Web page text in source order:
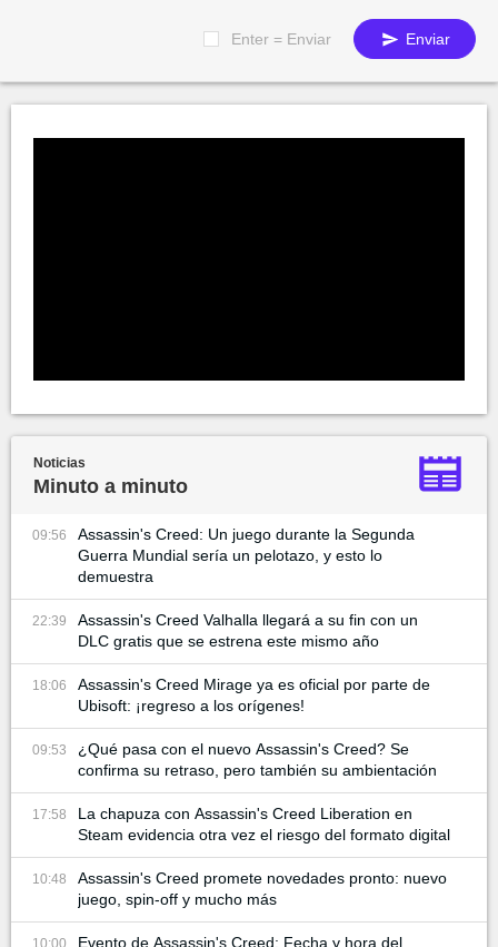
Enter = Enviar Enviar
Noticias
Minuto a minuto
09:56
Assassin's Creed: Un juego durante la Segunda
Guerra Mundial sería un pelotazo, y esto lo
demuestra
22:39
Assassin's Creed Valhalla llegará a su fin con un
DLC gratis que se estrena este mismo año
18:06
Assassin's Creed Mirage ya es oficial por parte de
Ubisoft: ¡regreso a los orígenes!
09:53
¿Qué pasa con el nuevo Assassin's Creed? Se
confirma su retraso, pero también su ambientación
17:58
La chapuza con Assassin's Creed Liberation en
Steam evidencia otra vez el riesgo del formato digital
10:48
Assassin's Creed promete novedades pronto: nuevo
juego, spin-off y mucho más
Evento de Assassin's Creed: Fecha y hora del